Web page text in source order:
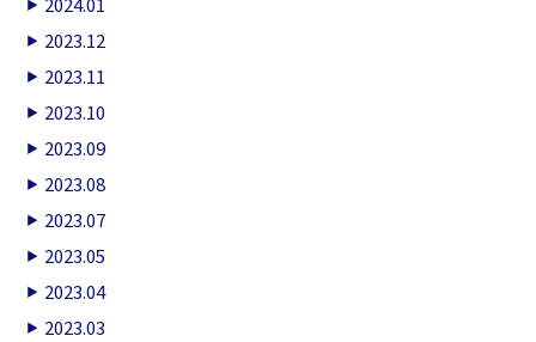
2023.12
2023.11
2023.10
2023.09
2023.08
2023.07
2023.05
2023.04
2023.03